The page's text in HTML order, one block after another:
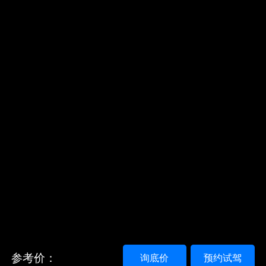
参考价： 预约试驾
询底价